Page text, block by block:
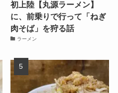
初上陸【丸源ラーメン】
に、前乗りで行って「ねぎ
肉そば」を狩る話
ラーメン